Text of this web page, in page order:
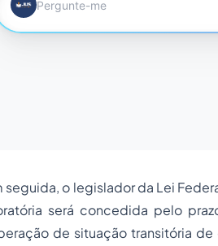
seguida, o legislador da Lei
será concedida pelo
de situação transitória